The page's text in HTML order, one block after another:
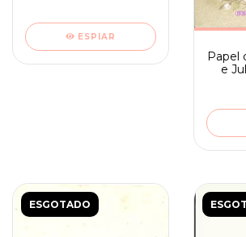
ESPIAR
Papel
e
ESGOTADO